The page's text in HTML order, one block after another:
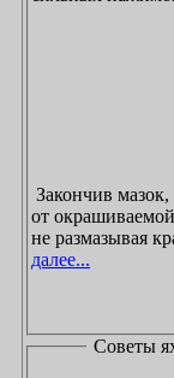
Закончив
от
не размазывая
далее...
Советы